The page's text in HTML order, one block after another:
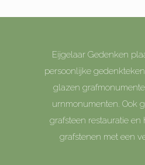
Eijgelaar Gedenken
persoonlijke
glazen
urnmonumenten. Ook
grafsteen restauratie
grafstenen met een